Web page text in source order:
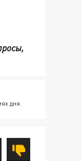
дня.